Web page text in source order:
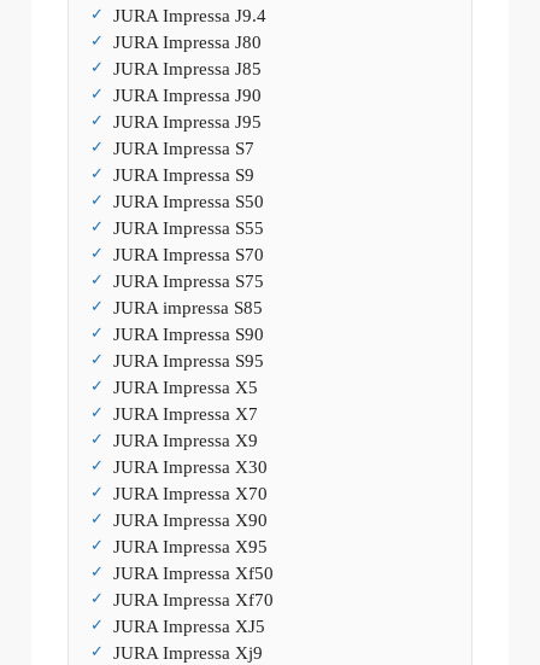
JURA Impressa J9.4
JURA Impressa J80
JURA Impressa J85
JURA Impressa J90
JURA Impressa J95
JURA Impressa S7
JURA Impressa S9
JURA Impressa S50
JURA Impressa S55
JURA Impressa S70
JURA Impressa S75
JURA impressa S85
JURA Impressa S90
JURA Impressa S95
JURA Impressa X5
JURA Impressa X7
JURA Impressa X9
JURA Impressa X30
JURA Impressa X70
JURA Impressa X90
JURA Impressa X95
JURA Impressa Xf50
JURA Impressa Xf70
JURA Impressa XJ5
JURA Impressa Xj9